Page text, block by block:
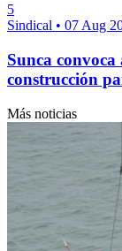
5
Sindical • 07 Aug
Sunca
construcción
Más noticias